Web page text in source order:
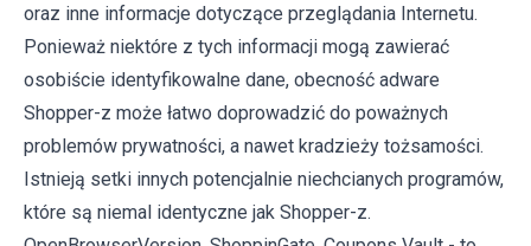
oraz inne informacje dotyczące przeglądania Internetu.
Ponieważ niektóre z tych informacji mogą zawierać
osobiście identyfikowalne dane, obecność adware
Shopper-z może łatwo doprowadzić do poważnych
problemów prywatności, a nawet kradzieży tożsamości.
Istnieją setki innych potencjalnie niechcianych programów,
które są niemal identyczne jak Shopper-z.